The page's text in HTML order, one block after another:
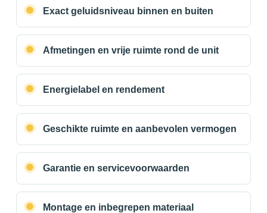
Exact geluidsniveau binnen en buiten
Afmetingen en vrije ruimte rond de unit
Energielabel en rendement
Geschikte ruimte en aanbevolen vermogen
Garantie en servicevoorwaarden
Montage en inbegrepen materiaal